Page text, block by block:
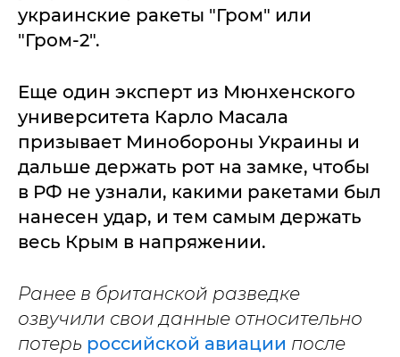
украинские ракеты "Гром" или
"Гром-2".
Еще один эксперт из Мюнхенского
университета Карло Масала
призывает Минобороны Украины и
дальше держать рот на замке, чтобы
в РФ не узнали, какими ракетами был
нанесен удар, и тем самым держать
весь Крым в напряжении.
Ранее в британской разведке
озвучили свои данные относительно
потерь российской авиации после